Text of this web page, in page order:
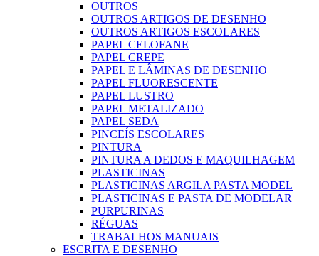
OUTROS
OUTROS ARTIGOS DE DESENHO
OUTROS ARTIGOS ESCOLARES
PAPEL CELOFANE
PAPEL CREPE
PAPEL E LÂMINAS DE DESENHO
PAPEL FLUORESCENTE
PAPEL LUSTRO
PAPEL METALIZADO
PAPEL SEDA
PINCEÍS ESCOLARES
PINTURA
PINTURA A DEDOS E MAQUILHAGEM
PLASTICINAS
PLASTICINAS ARGILA PASTA MODEL
PLASTICINAS E PASTA DE MODELAR
PURPURINAS
RÉGUAS
TRABALHOS MANUAIS
ESCRITA E DESENHO